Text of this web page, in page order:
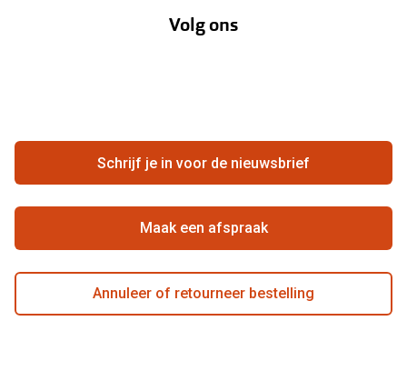
Hier de overeenkomst ontbinden
Zorgvergoeding
Ondernemen bij Pearle
Beste winkelketen
Actievoorwaarden
Volg ons
Schrijf je in voor de nieuwsbrief
Maak een afspraak
Annuleer of retourneer bestelling